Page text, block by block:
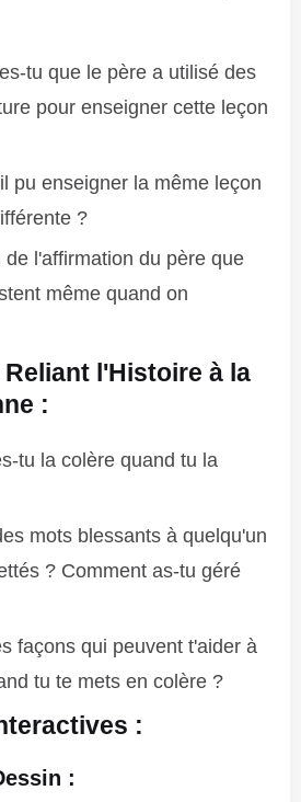
tu que le père a utilisé des
pour enseigner cette leçon
pu enseigner la même leçon
?
de l'affirmation du père que
même quand on
l'Histoire à la
:
tu la colère quand tu la
mots blessants à quelqu'un
? Comment as-tu géré
façons qui peuvent t'aider à
tu te mets en colère ?
:
: